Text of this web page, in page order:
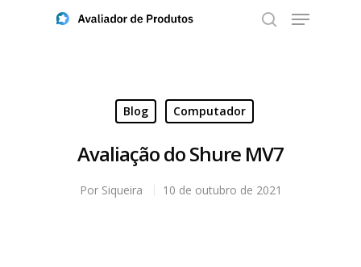
Aperte ENTER para buscar ou ESC para fechar
Blog Computador
Avaliação do Shure MV7
Por Siqueira 10 de outubro de 2021